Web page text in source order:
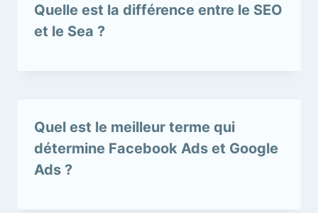
Quelle est la différence entre le SEO
et le Sea ?
Quel est le meilleur terme qui
détermine Facebook Ads et Google
Ads ?